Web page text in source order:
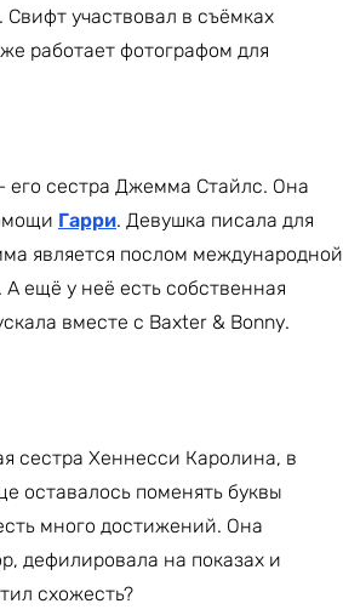
участвовал в съёмках
работает фотографом для
его сестра Джемма Стайлс. Она
Гарри. Девушка писала для
является послом международной
ещё у неё есть собственная
вместе с Baxter & Bonny.
сестра Хеннесси Каролина, в
оставалось поменять буквы
много достижений. Она
дефилировала на показах и
схожесть?